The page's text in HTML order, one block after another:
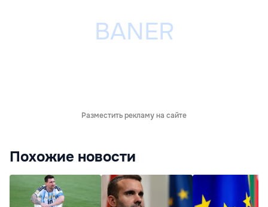
Разместить рекламу на сайте
Похожие новости